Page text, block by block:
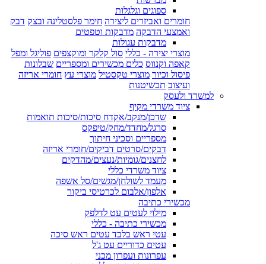
ספוגים וגלגלות
חומרים ואביזרים ליצירה חימר פלסטלינה ובצק דבק
ואמצעי הדבקה מדבקות וטפטים
מדבקות עגולות
מוצרי יצירה - כללי סול קלקר ומוקצפים פוליגל ומפל
קאפה וקנווס כלים מכשירים ומספריים שבלונות
פיסול וכיור מוצרי טקסטיל מוצרי עץ חומרי אריזה
ועיצוב תכשיטנות
למשרד ולעסק
ציוד משרדי מקיף
שדכן/מנקב/אקדח סיכות/סיכות תואמות
סרגל/מחדד/מחק/טיפקס
מספריים וסכיני חיתוך
דבקים/סרטים דביקים/חומרי אריזה
לחצנים/גומיות/נעצים/מהדקים
ציוד משרדי כללי
מעמד לשולחן/מגשים/סל אשפה
אלפון/אלבום לכרטיסי ביקור
מכשירי כתיבה
מילוי לעטים עט לדלפק
מכשירי כתיבה - כללי
עטי ראש בלבד עטים ראש סיכה
עטים כדוריים עט ג'ל
עפרונות ועפרון מכני